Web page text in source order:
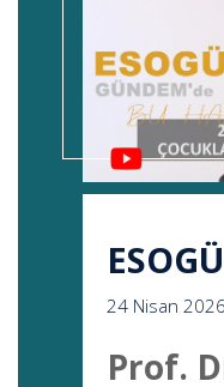
24 Nisan 2026
Prof.